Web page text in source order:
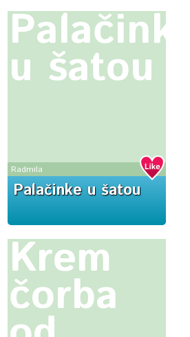
Palačinke
u šatou
Radmila
Palačinke u šatou
Krem
čorba